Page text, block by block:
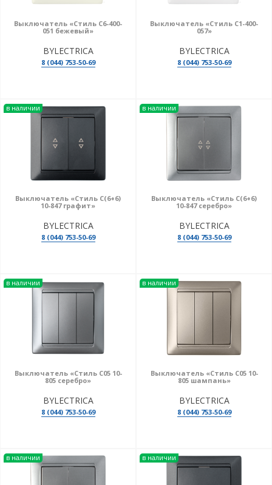
Выключатель «Стиль С6-400-
051 бежевый»
BYLECTRICA
8 (044) 753-50-69
Выключатель «Стиль С1-400-
057»
BYLECTRICA
8 (044) 753-50-69
в наличии
Выключатель «Стиль С(6+6)
10-847 графит»
BYLECTRICA
8 (044) 753-50-69
в наличии
Выключатель «Стиль С(6+6)
10-847 серебро»
BYLECTRICA
8 (044) 753-50-69
в наличии
Выключатель «Стиль С05 10-
805 серебро»
BYLECTRICA
8 (044) 753-50-69
в наличии
Выключатель «Стиль С05 10-
805 шампань»
BYLECTRICA
8 (044) 753-50-69
в наличии в наличии